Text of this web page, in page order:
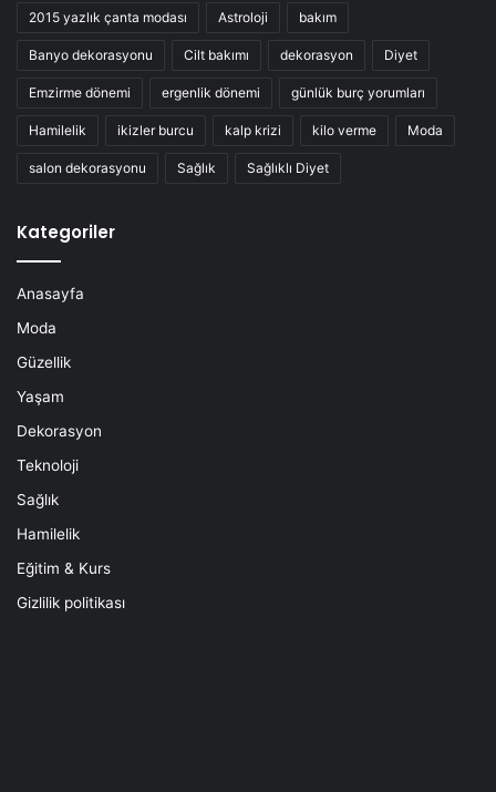
2015 yazlık çanta modası Astroloji bakım
Banyo dekorasyonu Cilt bakımı dekorasyon Diyet
Emzirme dönemi ergenlik dönemi günlük burç yorumları
Hamilelik ikizler burcu kalp krizi kilo verme Moda
salon dekorasyonu Sağlık Sağlıklı Diyet
Kategoriler
Anasayfa
Moda
Güzellik
Yaşam
Dekorasyon
Teknoloji
Sağlık
Hamilelik
Eğitim & Kurs
Gizlilik politikası